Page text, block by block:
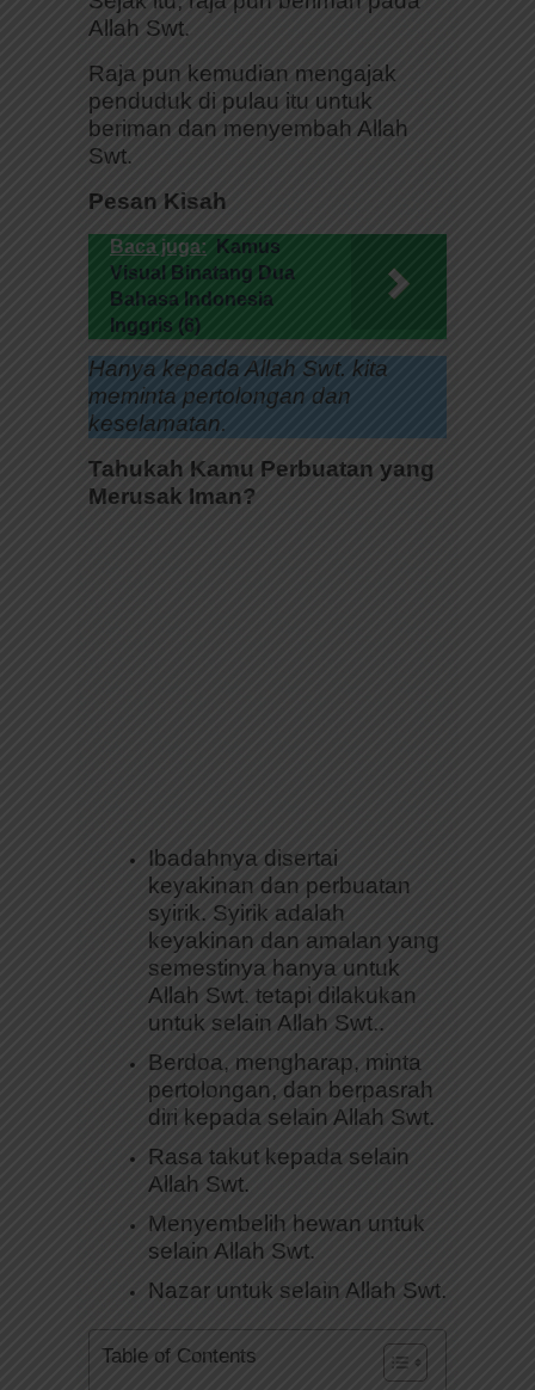
Allah Swt.
Raja pun kemudian mengajak
penduduk di pulau itu untuk
beriman dan menyembah Allah
Swt.
Pesan Kisah
Baca juga:
Kamus
Visual Binatang Dua
Bahasa Indonesia
Inggris (6)
Hanya kepada Allah Swt. kita
meminta pertolongan dan
keselamatan.
Tahukah Kamu Perbuatan yang
Merusak Iman?
Ibadahnya disertai
keyakinan dan perbuatan
syirik. Syirik adalah
keyakinan dan amalan yang
semestinya hanya untuk
Allah Swt. tetapi dilakukan
untuk selain Allah Swt..
Berdoa, mengharap, minta
pertolongan, dan berpasrah
diri kepada selain Allah Swt.
Rasa takut kepada selain
Allah Swt.
Menyembelih hewan untuk
selain Allah Swt.
Nazar untuk selain Allah Swt.
Table of Contents